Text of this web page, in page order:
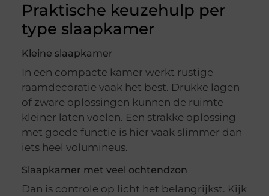
Praktische keuzehulp per
type slaapkamer
Kleine slaapkamer
In een compacte kamer werkt rustige
raamdecoratie vaak het best. Drukke lagen
of zware oplossingen kunnen de ruimte
kleiner laten voelen. Een strakke oplossing
met goede functie is hier vaak slimmer dan
iets heel volumineus.
Slaapkamer met veel ochtendzon
Dan is controle op licht het belangrijkst. Kijk